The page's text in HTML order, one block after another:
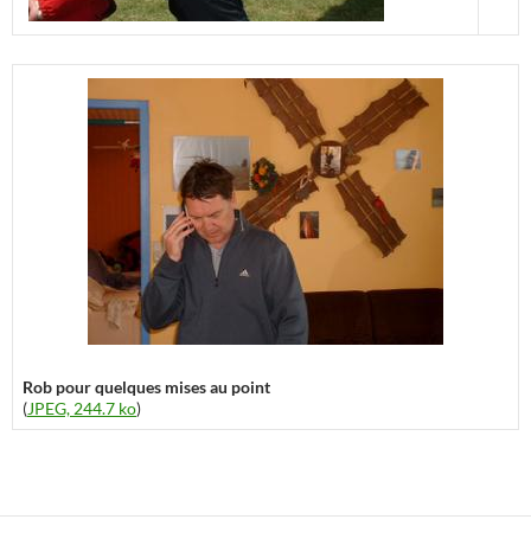
Rob pour quelques mises au point
(JPEG, 244.7 ko)